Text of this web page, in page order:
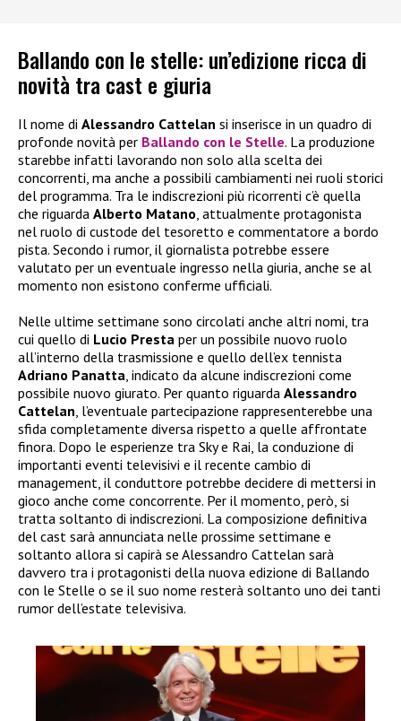
Ballando con le stelle: un’edizione ricca di
novità tra cast e giuria
Il nome di Alessandro Cattelan si inserisce in un quadro di
profonde novità per Ballando con le Stelle. La produzione
starebbe infatti lavorando non solo alla scelta dei
concorrenti, ma anche a possibili cambiamenti nei ruoli storici
del programma. Tra le indiscrezioni più ricorrenti c’è quella
che riguarda Alberto Matano, attualmente protagonista
nel ruolo di custode del tesoretto e commentatore a bordo
pista. Secondo i rumor, il giornalista potrebbe essere
valutato per un eventuale ingresso nella giuria, anche se al
momento non esistono conferme ufficiali.
Nelle ultime settimane sono circolati anche altri nomi, tra
cui quello di Lucio Presta per un possibile nuovo ruolo
all’interno della trasmissione e quello dell’ex tennista
Adriano Panatta, indicato da alcune indiscrezioni come
possibile nuovo giurato. Per quanto riguarda Alessandro
Cattelan, l’eventuale partecipazione rappresenterebbe una
sfida completamente diversa rispetto a quelle affrontate
finora. Dopo le esperienze tra Sky e Rai, la conduzione di
importanti eventi televisivi e il recente cambio di
management, il conduttore potrebbe decidere di mettersi in
gioco anche come concorrente. Per il momento, però, si
tratta soltanto di indiscrezioni. La composizione definitiva
del cast sarà annunciata nelle prossime settimane e
soltanto allora si capirà se Alessandro Cattelan sarà
davvero tra i protagonisti della nuova edizione di Ballando
con le Stelle o se il suo nome resterà soltanto uno dei tanti
rumor dell’estate televisiva.